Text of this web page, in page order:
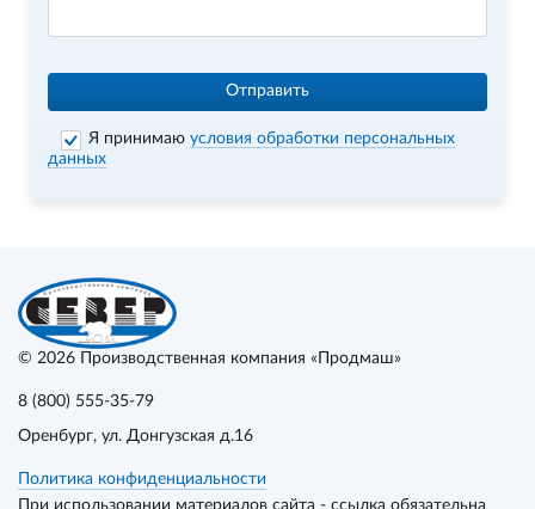
Отправить
Я принимаюусловия обработки персональных
данных
© 2026 Производственная компания «Продмаш»
8 (800) 555-35-79
Оренбург, ул. Донгузская д.16
Политика конфиденциальности
При использовании материалов сайта - ссылка обязательна